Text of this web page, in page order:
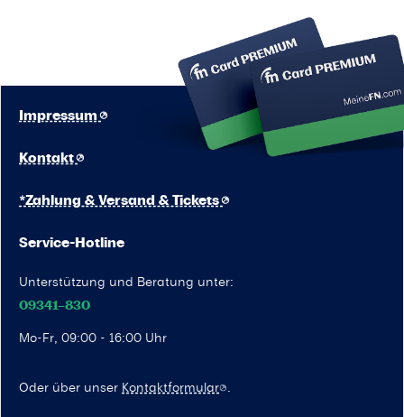
Service-Hotline
Unterstützung und Beratung unter:
09341–830
Mo-Fr, 09:00 - 16:00 Uhr
Oder über unser Kontaktformular .
Kontakt
Impressum
*Zahlung & Versand & Tickets